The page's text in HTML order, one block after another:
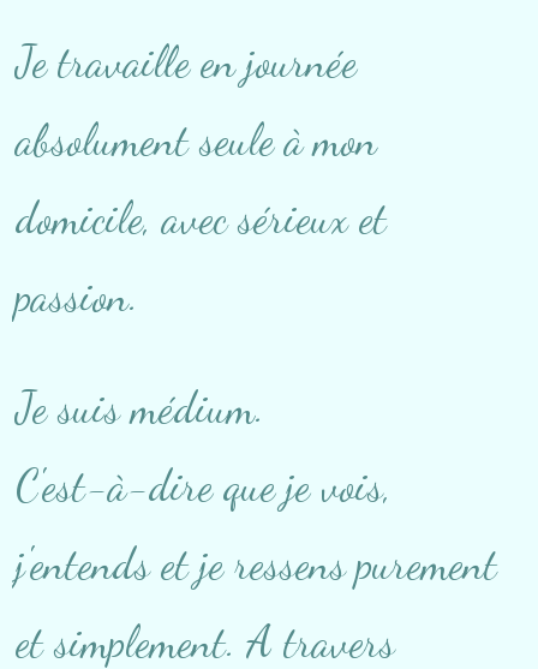
Je travaille en journée
absolument seule à mon
domicile, avec sérieux et
passion.
Je suis médium.
C'est-à-dire que je vois,
j'entends et je ressens purement
et simplement. A travers